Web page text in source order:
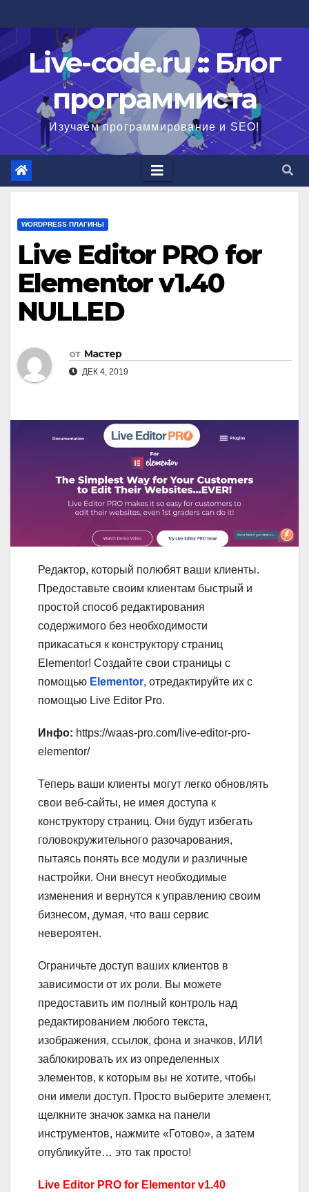
к
содержимому
Live-code.ru :: Блог
программиста
Изучаем программирование и SEO!
WORDPRESS ПЛАГИНЫ
Live Editor PRO for
Elementor v1.40
NULLED
от Мастер
ДЕК 4, 2019
Редактор, который полюбят ваши клиенты.
Предоставьте своим клиентам быстрый и
простой способ редактирования
содержимого без необходимости
прикасаться к конструктору страниц
Elementor! Создайте свои страницы с
помощью Elementor, отредактируйте их с
помощью Live Editor Pro.
Инфо: https://waas-pro.com/live-editor-pro-
elementor/
Теперь ваши клиенты могут легко обновлять
свои веб-сайты, не имея доступа к
конструктору страниц. Они будут избегать
головокружительного разочарования,
пытаясь понять все модули и различные
настройки. Они внесут необходимые
изменения и вернутся к управлению своим
бизнесом, думая, что ваш сервис
невероятен.
Ограничьте доступ ваших клиентов в
зависимости от их роли. Вы можете
предоставить им полный контроль над
редактированием любого текста,
изображения, ссылок, фона и значков, ИЛИ
заблокировать их из определенных
элементов, к которым вы не хотите, чтобы
они имели доступ. Просто выберите элемент,
щелкните значок замка на панели
инструментов, нажмите «Готово», а затем
опубликуйте… это так просто!
Live Editor PRO for Elementor v1.40